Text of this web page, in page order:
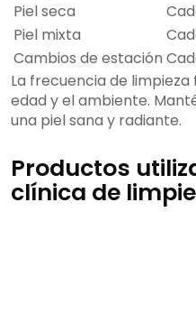
Piel seca
Piel mixta
Cambios de estación
La frecuencia de
edad y el ambiente.
una piel sana y radiante.
Productos
clínica de